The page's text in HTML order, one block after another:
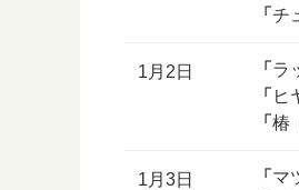
「 チ
1月2日 「 ラ
「 ヒ
「 椿
1月3日 「 マ